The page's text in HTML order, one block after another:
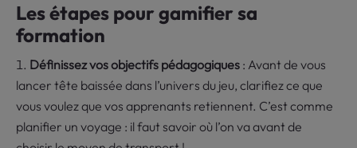
Les étapes pour gamifier sa
formation
Définissez vos objectifs pédagogiques : Avant de vous
lancer tête baissée dans l’univers du jeu, clarifiez ce que
vous voulez que vos apprenants retiennent. C’est comme
planifier un voyage : il faut savoir où l’on va avant de